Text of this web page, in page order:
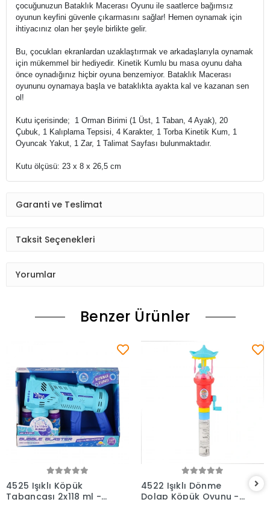
çocuğunuzun Bataklık Macerası Oyunu ile saatlerce bağımsız
oyunun keyfini güvenle çıkarmasını sağlar! Hemen oynamak için
ihtiyacınız olan her şeyle birlikte gelir.
Bu, çocukları ekranlardan uzaklaştırmak ve arkadaşlarıyla oynamak
için mükemmel bir hediyedir. Kinetik Kumlu bu masa oyunu daha
önce oynadığınız hiçbir oyuna benzemiyor. Bataklık Macerası
oyununu oynamaya başla ve bataklıkta ayakta kal ve kazanan sen
ol!
Kutu içerisinde; 1 Orman Birimi (1 Üst, 1 Taban, 4 Ayak), 20
Çubuk, 1 Kalıplama Tepsisi, 4 Karakter, 1 Torba Kinetik Kum, 1
Oyuncak Yakut, 1 Zar, 1 Talimat Sayfası bulunmaktadır.
Kutu ölçüsü: 23 x 8 x 26,5 cm
Garanti ve Teslimat
Taksit Seçenekleri
Yorumlar
Benzer Ürünler
4525 Işıklı Köpük
Tabancası 2x118 ml -
4522 Işıklı Dönme
Dolap Köpük Oyunu -